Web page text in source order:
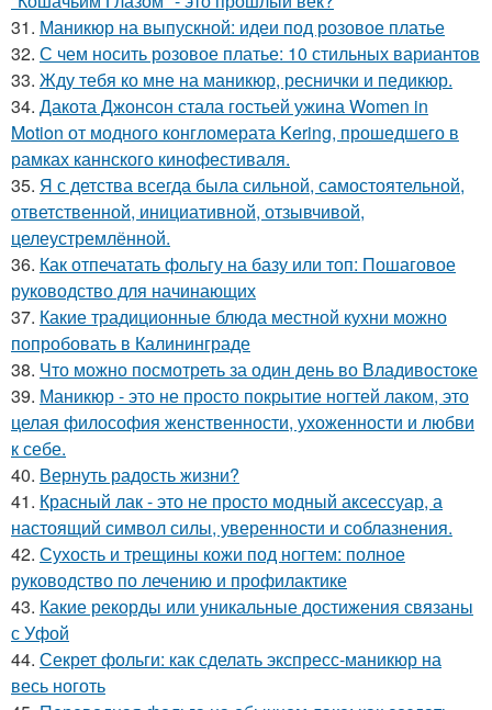
31. Маникюр на выпускной: идеи под розовое платье
32. С чем носить розовое платье: 10 стильных вариантов
33. Жду тебя ко мне на маникюр, реснички и педикюр.
34. Дакота Джонсон стала гостьей ужина Women in
Motion от модного конгломерата Kering, прошедшего в
рамках каннского кинофестиваля.
35. Я с детства всегда была сильной, самостоятельной,
ответственной, инициативной, отзывчивой,
целеустремлённой.
36. Как отпечатать фольгу на базу или топ: Пошаговое
руководство для начинающих
37. Какие традиционные блюда местной кухни можно
попробовать в Калининграде
38. Что можно посмотреть за один день во Владивостоке
39. Маникюр - это не просто покрытие ногтей лаком, это
целая философия женственности, ухоженности и любви
к себе.
40. Вернуть радость жизни?
41. Красный лак - это не просто модный аксессуар, а
настоящий символ силы, уверенности и соблазнения.
42. Сухость и трещины кожи под ногтем: полное
руководство по лечению и профилактике
43. Какие рекорды или уникальные достижения связаны
с Уфой
44. Секрет фольги: как сделать экспресс-маникюр на
весь ноготь